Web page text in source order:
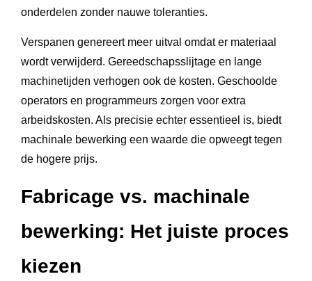
onderdelen zonder nauwe toleranties.
Verspanen genereert meer uitval omdat er materiaal
wordt verwijderd. Gereedschapsslijtage en lange
machinetijden verhogen ook de kosten. Geschoolde
operators en programmeurs zorgen voor extra
arbeidskosten. Als precisie echter essentieel is, biedt
machinale bewerking een waarde die opweegt tegen
de hogere prijs.
Fabricage vs. machinale
bewerking: Het juiste proces
kiezen